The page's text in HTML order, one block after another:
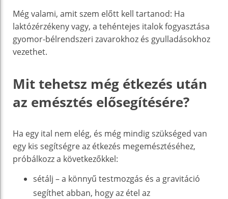
Még valami, amit szem előtt kell tartanod: Ha
laktózérzékeny vagy, a tehéntejes italok fogyasztása
gyomor-bélrendszeri zavarokhoz és gyulladásokhoz
vezethet.
Mit tehetsz még étkezés után
az emésztés elősegítésére?
Ha egy ital nem elég, és még mindig szükséged van
egy kis segítségre az étkezés megemésztéséhez,
próbálkozz a következőkkel:
sétálj – a könnyű testmozgás és a gravitáció
segíthet abban, hogy az étel az